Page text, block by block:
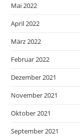
Mai 2022
April 2022
März 2022
Februar 2022
Dezember 2021
November 2021
Oktober 2021
September 2021